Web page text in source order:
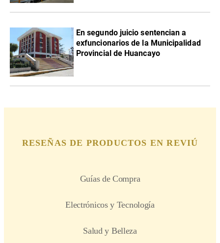
En segundo juicio sentencian a
exfuncionarios de la Municipalidad
Provincial de Huancayo